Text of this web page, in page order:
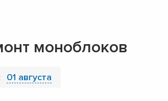
моноблоков
01 августа